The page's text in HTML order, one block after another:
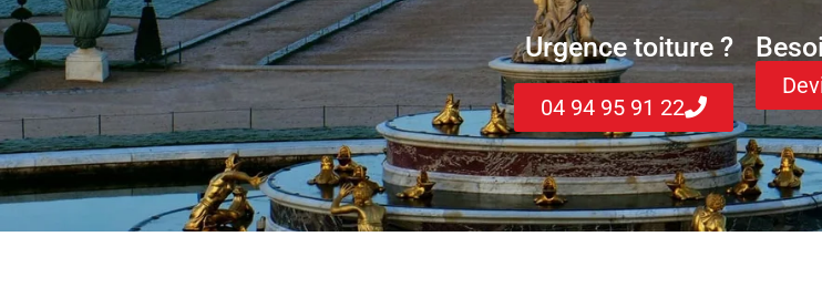
Urgence toiture ?
04 94 95 91 22